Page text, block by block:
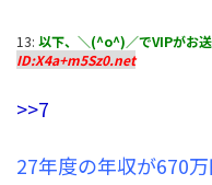
13: 以下、＼(^o^)／でVIPがお
ID:X4a+m5Sz0.net
>>7
27年度の年収が670